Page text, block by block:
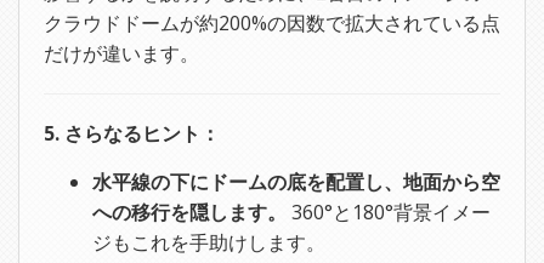
クラウドドームが約200%の因数で拡大されている点
だけが違います。
5. さらなるヒント：
水平線の下にドームの底を配置し、地面から空
への移行を隠します。
360°と180°背景イメー
ジもこれを手助けします。